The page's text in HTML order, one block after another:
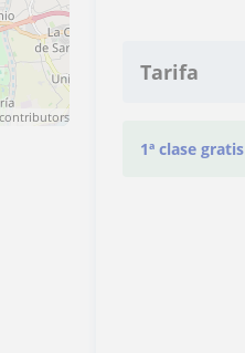
contributors
Tarifa
1ª clase gratis